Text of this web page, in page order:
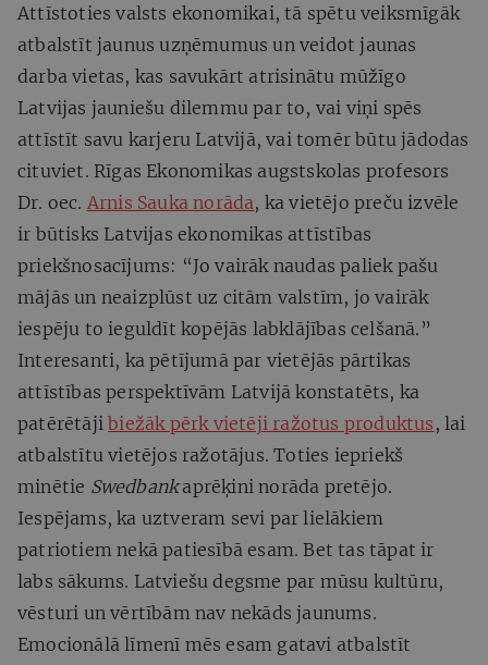
Attīstoties valsts ekonomikai, tā spētu veiksmīgāk
atbalstīt jaunus uzņēmumus un veidot jaunas
darba vietas, kas savukārt atrisinātu mūžīgo
Latvijas jauniešu dilemmu par to, vai viņi spēs
attīstīt savu karjeru Latvijā, vai tomēr būtu jādodas
cituviet. Rīgas Ekonomikas augstskolas profesors
Dr. oec. Arnis Sauka norāda, ka vietējo preču izvēle
ir būtisks Latvijas ekonomikas attīstības
priekšnosacījums: “Jo vairāk naudas paliek pašu
mājās un neaizplūst uz citām valstīm, jo vairāk
iespēju to ieguldīt kopējās labklājības celšanā.”
Interesanti, ka pētījumā par vietējās pārtikas
attīstības perspektīvām Latvijā konstatēts, ka
patērētājibiežāk pērk vietēji ražotus produktus , lai
atbalstītu vietējos ražotājus. Toties iepriekš
minētie Swedbankaprēķini norāda pretējo.
Iespējams, ka uztveram sevi par lielākiem
patriotiem nekā patiesībā esam. Bet tas tāpat ir
labs sākums. Latviešu degsme par mūsu kultūru,
vēsturi un vērtībām nav nekāds jaunums.
Emocionālā līmenī mēs esam gatavi atbalstīt